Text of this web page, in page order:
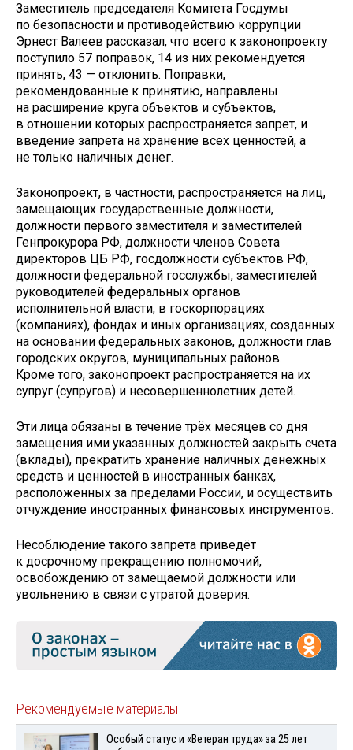
Заместитель председателя Комитета Госдумы
по безопасности и противодействию коррупции
Эрнест Валеев рассказал, что всего к законопроекту
поступило 57 поправок, 14 из них рекомендуется
принять, 43 — отклонить. Поправки,
рекомендованные к принятию, направлены
на расширение круга объектов и субъектов,
в отношении которых распространяется запрет, и
введение запрета на хранение всех ценностей, а
не только наличных денег.
Законопроект, в частности, распространяется на лиц,
замещающих государственные должности,
должности первого заместителя и заместителей
Генпрокурора РФ, должности членов Совета
директоров ЦБ РФ, госдолжности субъектов РФ,
должности федеральной госслужбы, заместителей
руководителей федеральных органов
исполнительной власти, в госкорпорациях
(компаниях), фондах и иных организациях, созданных
на основании федеральных законов, должности глав
городских округов, муниципальных районов.
Кроме того, законопроект распространяется на их
супруг (супругов) и несовершеннолетних детей.
Эти лица обязаны в течение трёх месяцев со дня
замещения ими указанных должностей закрыть счета
(вклады), прекратить хранение наличных денежных
средств и ценностей в иностранных банках,
расположенных за пределами России, и осуществить
отчуждение иностранных финансовых инструментов.
Несоблюдение такого запрета приведёт
к досрочному прекращению полномочий,
освобождению от замещаемой должности или
увольнению в связи с утратой доверия.
Рекомендуемые материалы
Особый статус и «Ветеран труда» за 25 лет